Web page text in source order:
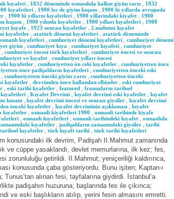
kıyafeti 1832 döneminde osmanlıda halkın giyim tarzı
1832
kıyafetleri 1900 ler de giyim kuşam
1900 lü yıllarda avrupada
1900 lü yılların kıyafetleri 1900 yillarindaki kiyafet
1900
kuşam 1900 yılında kıyafetler 1900 yılları kıyafetleri
1900
kıyafe 1923 sonrası kıyafetler
2.mahmut kıyafet
kıyafetler atatürk dönemi kıyafetleri
atatürk döneminde
kıyafetleri cumhuriyet dönemi kıyafetleri
cumhuriyet dönemi
giyim cumhuriyet kıya cumhuriyet kıyafeti
cumhuriyet
cumhuriyet öncesi türk kıyafetleri
cumhuriyet öncesi ve sonrası
ve kıyafet
cumhuriyet yılları öncesi
kıyafetler cumhuriyetten ön ceki kıyafetler
cumhuriyetten önce
önce padişahların kıyafetleri
cumhuriyetten önceki eski
cumhuriyetten önceki giyim yarzı
cumhuriyetten önceki
kıyafetler devrimden önce kullanılan elbiseler
eski cumhuriyat
eski tarihi kyafetler featured
fransızların tarihsel
Kıyafet Devrimi kıyafet devrimi eski kyafetler
kıyafet
kusam kıyafet devrimi öncesi ve sonrası giysiler
kıyafet devrimi
önceki kıyafetler kıyafet devriminin açıklaması
kıyafet
kıyafetler osmanli kiyafetleri 1900
osmanli tarihinde kiyafe
osmanlı kıyafetleri osmanlı tarihindeki kıyafet
osmanlıda
kıyafetler padişahların zamanındaki giysiler
tarihi
tarihsel kıyafetler türk kıyaft tarihi türk tarihi kıyafetleri
konusundaki ilk devrim, Padişah II.Mahmut zamanında
ve cüppe yasaklandı, devlet memurlarına, ilk kez; fes,
zorunluluğu getirildi. II.Mahmut; yeniçeriliği kaldırınca,
konusunda çaba gösteriyordu. Bunu işiten; Kaptan-ı
Tunus’tan alınan fesi, tayfalarına giydirdi. İstanbul’a
padişahın huzuruna; başlarında fes ile çıkınca;
ve eski başlıkların atılıp, yerini fesin almasını emretti.